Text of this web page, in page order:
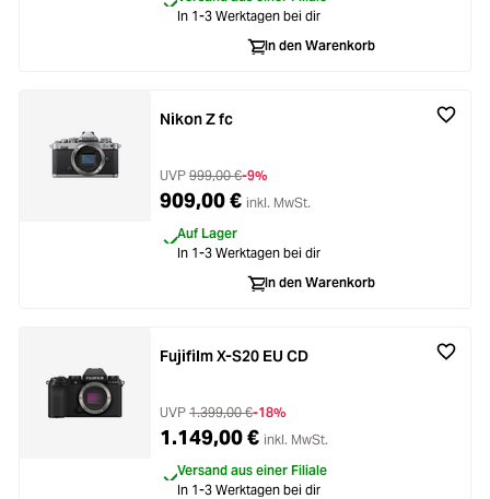
In 1-3 Werktagen bei dir
In den Warenkorb
Nikon Z fc
UVP 999,00 €-9%
909,00 € inkl. MwSt.
Auf Lager
In 1-3 Werktagen bei dir
In den Warenkorb
Fujifilm X-S20 EU CD
UVP 1.399,00 €-18%
1.149,00 € inkl. MwSt.
Versand aus einer Filiale
In 1-3 Werktagen bei dir